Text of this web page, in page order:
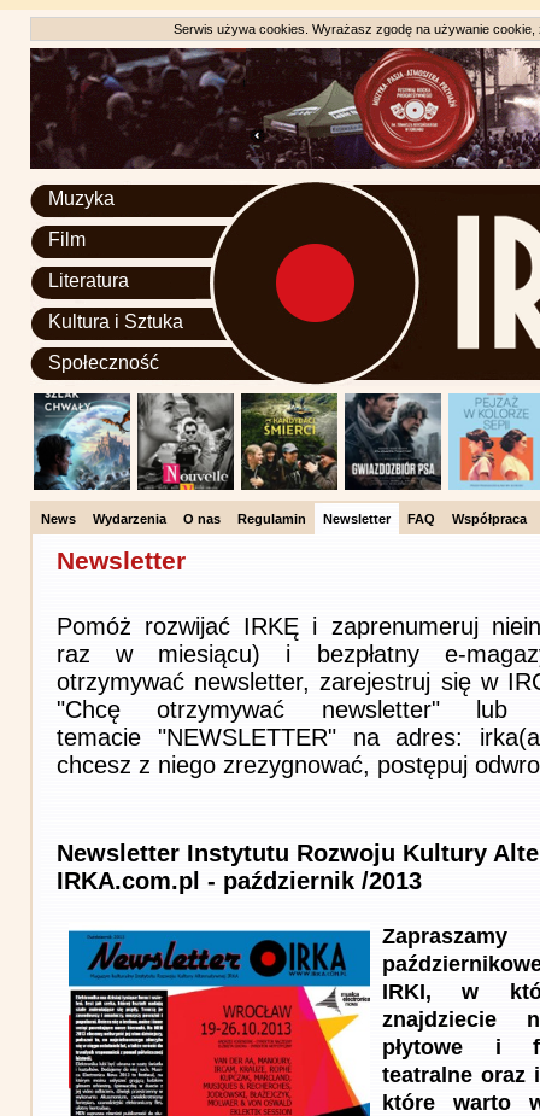
Serwis używa cookies. Wyrażasz zgodę na używanie
Muzyka
Film
Literatura
Kultura i Sztuka
Społeczność
News Wydarzenia O nas Regulamin Newsletter FAQ Współpraca
Newsletter
Pomóż rozwijać IRKĘ i zaprenumeruj
raz w miesiącu) i bezpłatny e-
otrzymywać newsletter, zarejestruj się w
"Chcę otrzymywać newsletter"
temacie "NEWSLETTER" na adres:
chcesz z niego zrezygnować, postępuj
Newsletter Instytutu Rozwoju Kultury
IRKA.com.pl - październik /2013
IRKI, w
znajdziecie
płytowe i
teatralne oraz
które warto